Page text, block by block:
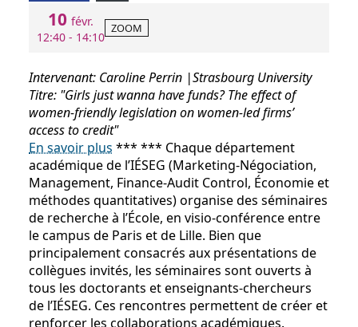
10 févr.
12:40 - 14:10
ZOOM
Intervenant: Caroline Perrin |Strasbourg University
Titre: "Girls just wanna have funds? The effect of
women-friendly legislation on women-led firms’
access to credit"
En savoir plus *** *** Chaque département
académique de l’IÉSEG (Marketing-Négociation,
Management, Finance-Audit Control, Économie et
méthodes quantitatives) organise des séminaires
de recherche à l’École, en visio-conférence entre
le campus de Paris et de Lille. Bien que
principalement consacrés aux présentations de
collègues invités, les séminaires sont ouverts à
tous les doctorants et enseignants-chercheurs
de l’IÉSEG. Ces rencontres permettent de créer et
renforcer les collaborations académiques.